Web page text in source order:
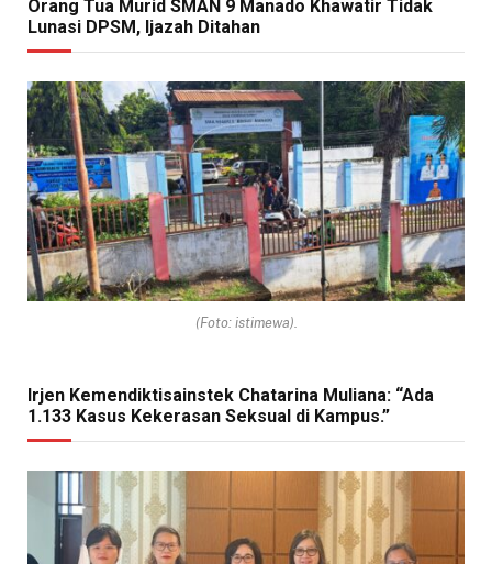
Orang Tua Murid SMAN 9 Manado Khawatir Tidak
Lunasi DPSM, Ijazah Ditahan
(Foto: istimewa).
Irjen Kemendiktisainstek Chatarina Muliana: “Ada
1.133 Kasus Kekerasan Seksual di Kampus.”